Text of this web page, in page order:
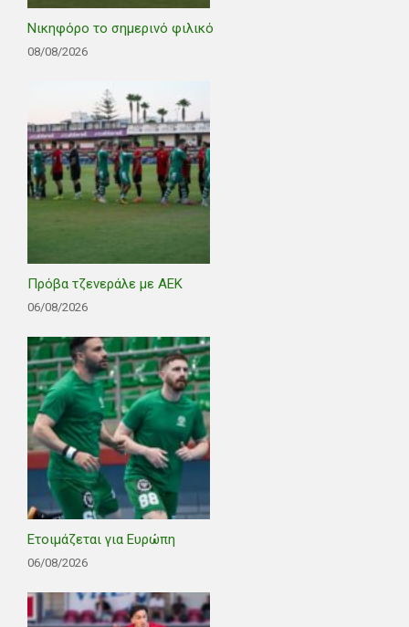
Νικηφόρο το σημερινό φιλικό
08/08/2026
Πρόβα τζενεράλε με ΑΕΚ
06/08/2026
Ετοιμάζεται για Ευρώπη
06/08/2026